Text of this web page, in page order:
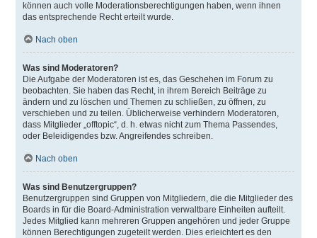
können auch volle Moderationsberechtigungen haben, wenn ihnen
das entsprechende Recht erteilt wurde.
Nach oben
Was sind Moderatoren?
Die Aufgabe der Moderatoren ist es, das Geschehen im Forum zu
beobachten. Sie haben das Recht, in ihrem Bereich Beiträge zu
ändern und zu löschen und Themen zu schließen, zu öffnen, zu
verschieben und zu teilen. Üblicherweise verhindern Moderatoren,
dass Mitglieder „offtopic“, d. h. etwas nicht zum Thema Passendes,
oder Beleidigendes bzw. Angreifendes schreiben.
Nach oben
Was sind Benutzergruppen?
Benutzergruppen sind Gruppen von Mitgliedern, die die Mitglieder des
Boards in für die Board-Administration verwaltbare Einheiten aufteilt.
Jedes Mitglied kann mehreren Gruppen angehören und jeder Gruppe
können Berechtigungen zugeteilt werden. Dies erleichtert es den